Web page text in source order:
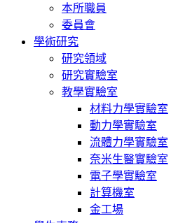
本所職員
委員會
學術研究
研究領域
研究實驗室
教學實驗室
材料力學實驗室
動力學實驗室
流體力學實驗室
奈米生醫實驗室
電子學實驗室
計算機室
金工場